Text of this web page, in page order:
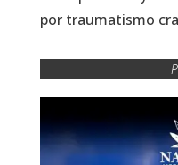
por traumatismo